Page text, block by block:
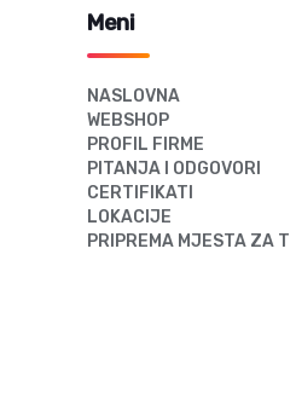
Meni
NASLOVNA
WEBSHOP
PROFIL FIRME
PITANJA I ODGOVORI
CERTIFIKATI
LOKACIJE
PRIPREMA MJESTA ZA